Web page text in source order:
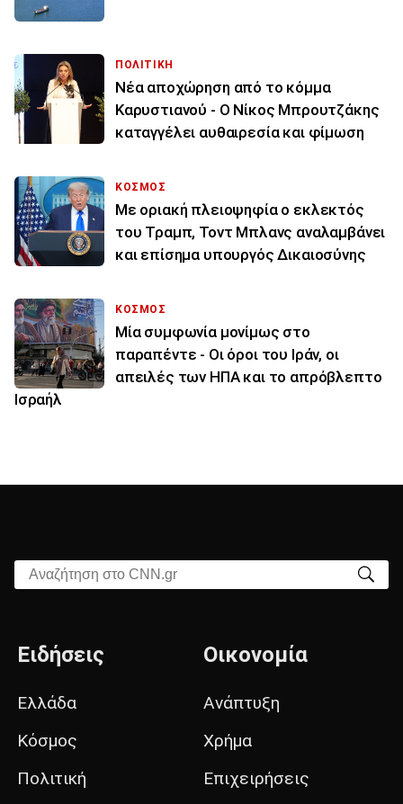
ΠΟΛΙΤΙΚΗ
Νέα αποχώρηση από το κόμμα
Καρυστιανού - Ο Νίκος Μπρουτζάκης
καταγγέλει αυθαιρεσία και φίμωση
ΚΟΣΜΟΣ
Με οριακή πλειοψηφία ο εκλεκτός
του Τραμπ, Τοντ Μπλανς αναλαμβάνει
και επίσημα υπουργός Δικαιοσύνης
ΚΟΣΜΟΣ
Μία συμφωνία μονίμως στο
παραπέντε - Οι όροι του Ιράν, οι
απειλές των ΗΠΑ και το απρόβλεπτο
Ισραήλ
Αναζήτηση στο CNN.gr
Ειδήσεις
Ελλάδα
Κόσμος
Πολιτική
Οικονομία
Ανάπτυξη
Χρήμα
Επιχειρήσεις